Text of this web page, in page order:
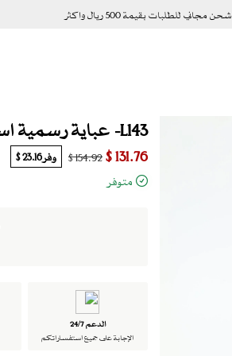
شحن مجاني للطلبات بقيمة 500 ريال واكثر
L143- عباية رسمية اسود
131.76 $
154.92 $ وفر23.16 $
متوفر
الدعم 24/7
الإجابة على جميع استفساراتكم